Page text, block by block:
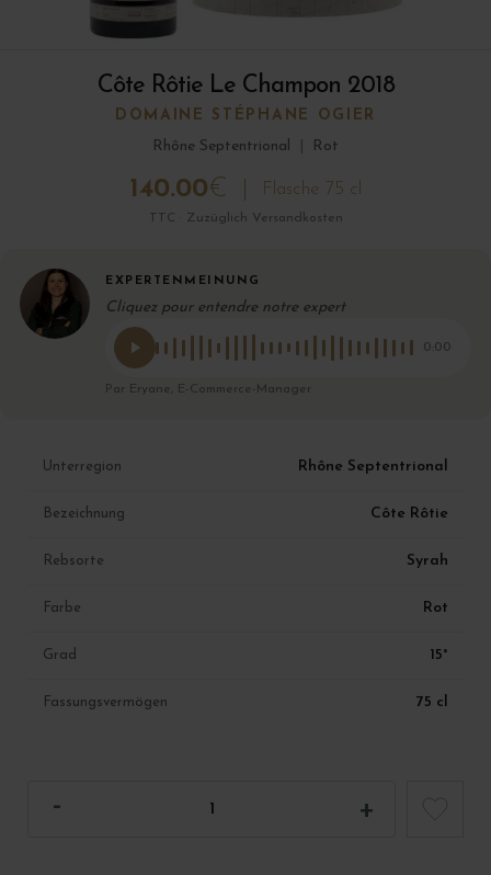
Côte Rôtie Le Champon 2018
DOMAINE STÉPHANE OGIER
Rhône Septentrional
Rot
140.00€ Flasche 75 cl
TTC · Zuzüglich Versandkosten
EXPERTENMEINUNG
Cliquez pour entendre notre expert
0:00
Par Eryane, E-Commerce-Manager
Unterregion Rhône Septentrional
Bezeichnung Côte Rôtie
Rebsorte Syrah
Farbe Rot
Grad 15°
Fassungsvermögen 75 cl